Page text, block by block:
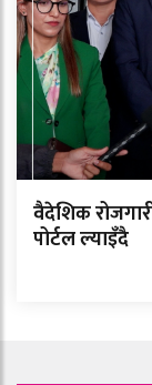
वैदेशिक
पोर्टल ल्याइँदै